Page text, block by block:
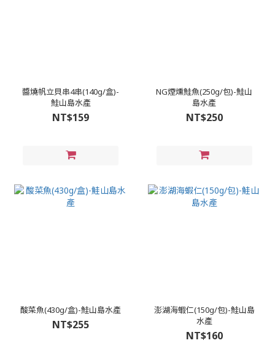
醬燒帆立貝串4串(140g/盒)-
鮭山島水產
NT$159
NG煙燻鮭魚(250g/包)-鮭山
島水產
NT$250
酸菜魚(430g/盒)-鮭山島水產
NT$255
澎湖海蝦仁(150g/包)-鮭山島
水產
NT$160